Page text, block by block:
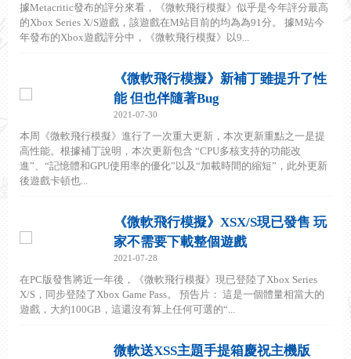
據Metacritic發布的評分來看，《微軟飛行模擬》似乎是今年評分最高
的Xbox Series X/S遊戲，該遊戲在M站目前的均為為91分。 據M站今
年發布的Xbox遊戲評分中，《微軟飛行模擬》以9...
《微軟飛行模擬》新補丁雖提升了性
能 但也伴隨著Bug
2021-07-30
本周《微軟飛行模擬》進行了一次重大更新，本次更新重點之一是提
高性能。根據補丁說明，本次更新包含 “CPU多核支持的功能改
進”、“記憶體和GPU使用率的優化”以及“加載時間的縮短”，此外更新
後遊戲卡頓也...
《微軟飛行模擬》XSX/S現已發售 玩
家不需要下載整個遊戲
2021-07-28
在PC版發售將近一年後，《微軟飛行模擬》現已登陸了Xbox Series
X/S，同步登陸了Xbox Game Pass。 預告片： 這是一個體量相當大的
遊戲，大約100GB，這還沒有算上任何可選的“...
微軟送XSS主題手提箱慶祝主機版